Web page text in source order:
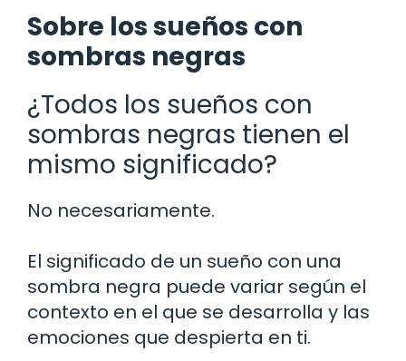
Sobre los sueños con
sombras negras
¿Todos los sueños con
sombras negras tienen el
mismo significado?
No necesariamente.
El significado de un sueño con una
sombra negra puede variar según el
contexto en el que se desarrolla y las
emociones que despierta en ti.